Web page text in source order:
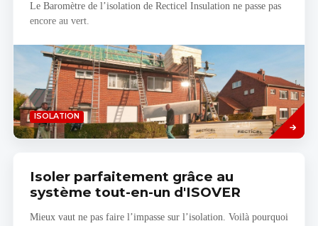
Le Baromètre de l’isolation de Recticel Insulation ne passe pas
encore au vert.
ISOLATION
Savoir
plus
Isoler parfaitement grâce au
système tout-en-un d'ISOVER
Mieux vaut ne pas faire l’impasse sur l’isolation. Voilà pourquoi